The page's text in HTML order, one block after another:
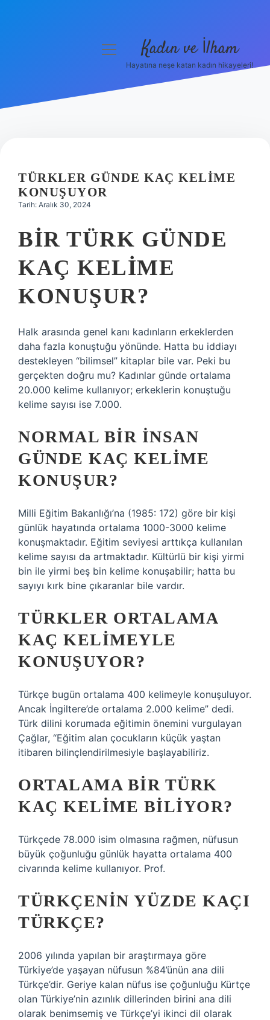
Hakkımızda
menüyü
Kadın ve İlham
Hayatına neşe katan kadın hikayeleri!
TÜRKLER GÜNDE KAÇ KELIME
KONUŞUYOR
Tarih: Aralık 30, 2024
BIR TÜRK GÜNDE
KAÇ KELIME
KONUŞUR?
Halk arasında genel kanı kadınların erkeklerden
daha fazla konuştuğu yönünde. Hatta bu iddiayı
destekleyen “bilimsel” kitaplar bile var. Peki bu
gerçekten doğru mu? Kadınlar günde ortalama
20.000 kelime kullanıyor; erkeklerin konuştuğu
kelime sayısı ise 7.000.
NORMAL BIR INSAN
GÜNDE KAÇ KELIME
KONUŞUR?
Milli Eğitim Bakanlığı’na (1985: 172) göre bir kişi
günlük hayatında ortalama 1000-3000 kelime
konuşmaktadır. Eğitim seviyesi arttıkça kullanılan
kelime sayısı da artmaktadır. Kültürlü bir kişi yirmi
bin ile yirmi beş bin kelime konuşabilir; hatta bu
sayıyı kırk bine çıkaranlar bile vardır.
TÜRKLER ORTALAMA
KAÇ KELIMEYLE
KONUŞUYOR?
Türkçe bugün ortalama 400 kelimeyle konuşuluyor.
Ancak İngiltere’de ortalama 2.000 kelime” dedi.
Türk dilini korumada eğitimin önemini vurgulayan
Çağlar, “Eğitim alan çocukların küçük yaştan
itibaren bilinçlendirilmesiyle başlayabiliriz.
ORTALAMA BIR TÜRK
KAÇ KELIME BILIYOR?
Türkçede 78.000 isim olmasına rağmen, nüfusun
büyük çoğunluğu günlük hayatta ortalama 400
civarında kelime kullanıyor. Prof.
TÜRKÇENIN YÜZDE KAÇI
TÜRKÇE?
2006 yılında yapılan bir araştırmaya göre
Türkiye’de yaşayan nüfusun %84’ünün ana dili
Türkçe’dir. Geriye kalan nüfus ise çoğunluğu Kürtçe
olan Türkiye’nin azınlık dillerinden birini ana dili
olarak benimsemiş ve Türkçe’yi ikinci dil olarak